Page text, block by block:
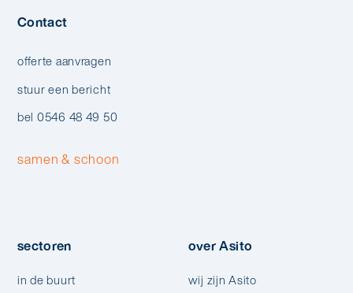
Contact
offerte aanvragen
stuur een bericht
bel 0546 48 49 50
samen & schoon
sectoren
in de buurt
over Asito
wij zijn Asito